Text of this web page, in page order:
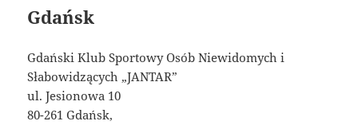
Gdańsk
Gdański Klub Sportowy Osób Niewidomych i
Słabowidzących „JANTAR”
ul. Jesionowa 10
80-261 Gdańsk,